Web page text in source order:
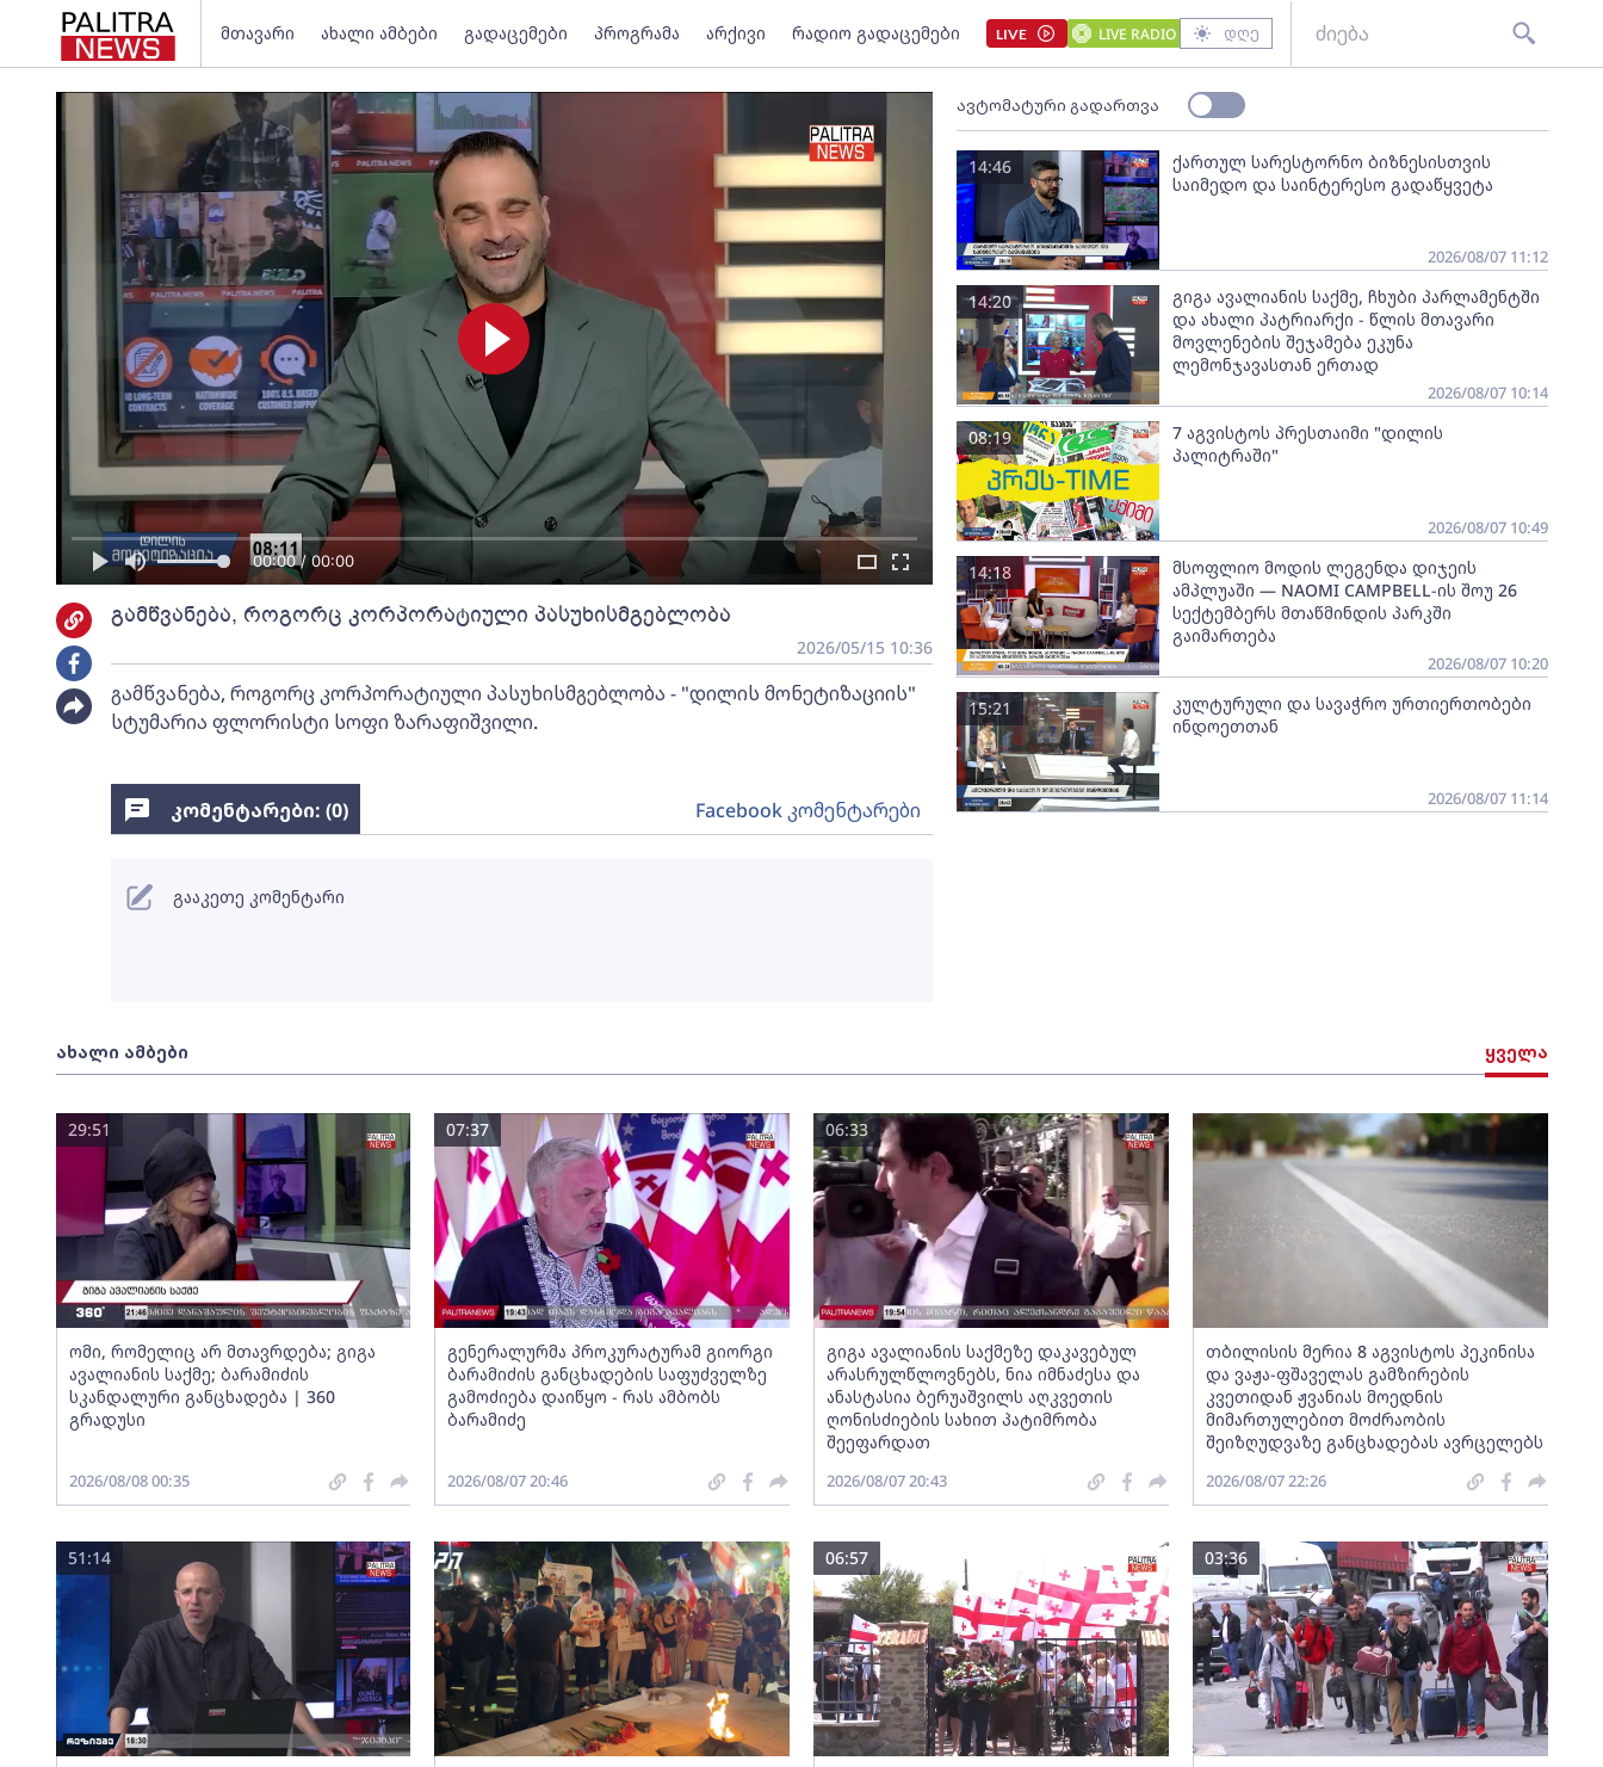
მთავარი ახალი ამბები გადაცემები პროგრამა არქივი რადიო გადაცემები LIVE LIVE RADIO დღე
00:00 / 00:00
გამწვანება, როგორც კორპორატიული პასუხისმგებლობა
2026/05/15 10:36
გამწვანება, როგორც კორპორატიული პასუხისმგებლობა - "დილის მონეტიზაციის"
სტუმარია ფლორისტი სოფი ზარაფიშვილი.
ავტომატური გადართვა
ქართულ სარესტორნო ბიზნესისთვის
საიმედო და საინტერესო გადაწყვეტა
14:46
2026/08/07 11:12
გიგა ავალიანის საქმე, ჩხუბი პარლამენტში
და ახალი პატრიარქი - წლის მთავარი
მოვლენების შეჯამება ეკუნა
ლემონჯავასთან ერთად
14:20
2026/08/07 10:14
7 აგვისტოს პრესთაიმი "დილის
პალიტრაში"
08:19
2026/08/07 10:49
მსოფლიო მოდის ლეგენდა დიჯეის
ამპლუაში — NAOMI CAMPBELL-ის შოუ 26
სექტემბერს მთაწმინდის პარკში
გაიმართება
14:18
2026/08/07 10:20
კულტურული და სავაჭრო ურთიერთობები
ინდოეთთან
15:21
2026/08/07 11:14
ახალი ამბები ყველა
ომი, რომელიც არ მთავრდება; გიგა
ავალიანის საქმე; ბარამიძის
სკანდალური განცხადება | 360
გრადუსი
29:51
2026/08/08 00:35
გენერალურმა პროკურატურამ გიორგი
ბარამიძის განცხადების საფუძველზე
გამოძიება დაიწყო - რას ამბობს
ბარამიძე
07:37
2026/08/07 20:46
გიგა ავალიანის საქმეზე დაკავებულ
არასრულწლოვნებს, ნია იმნაძესა და
ანასტასია ბერუაშვილს აღკვეთის
ღონისძიების სახით პატიმრობა
შეეფარდათ
06:33
2026/08/07 20:43
თბილისის მერია 8 აგვისტოს პეკინისა
და ვაჟა-ფშაველას გამზირების
კვეთიდან ჟვანიას მოედნის
მიმართულებით მოძრაობის
შეიზღუდვაზე განცხადებას ავრცელებს
2026/08/07 22:26
51:14 06:57 03:36
კომენტარები: (0) Facebook კომენტარები
გააკეთე კომენტარი